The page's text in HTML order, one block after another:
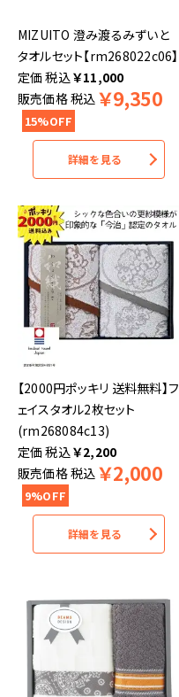
MIZUITO 澄み渡るみずいと
タオルセット【rm268022c06】
税込￥11,000
販売価格税込 ￥9,350
15%OFF
詳細を見る
【2000円ポッキリ 送料無料】フ
ェイスタオル2枚セット
(rm268084c13)
税込￥2,200
販売価格税込 ￥2,000
9%OFF
詳細を見る